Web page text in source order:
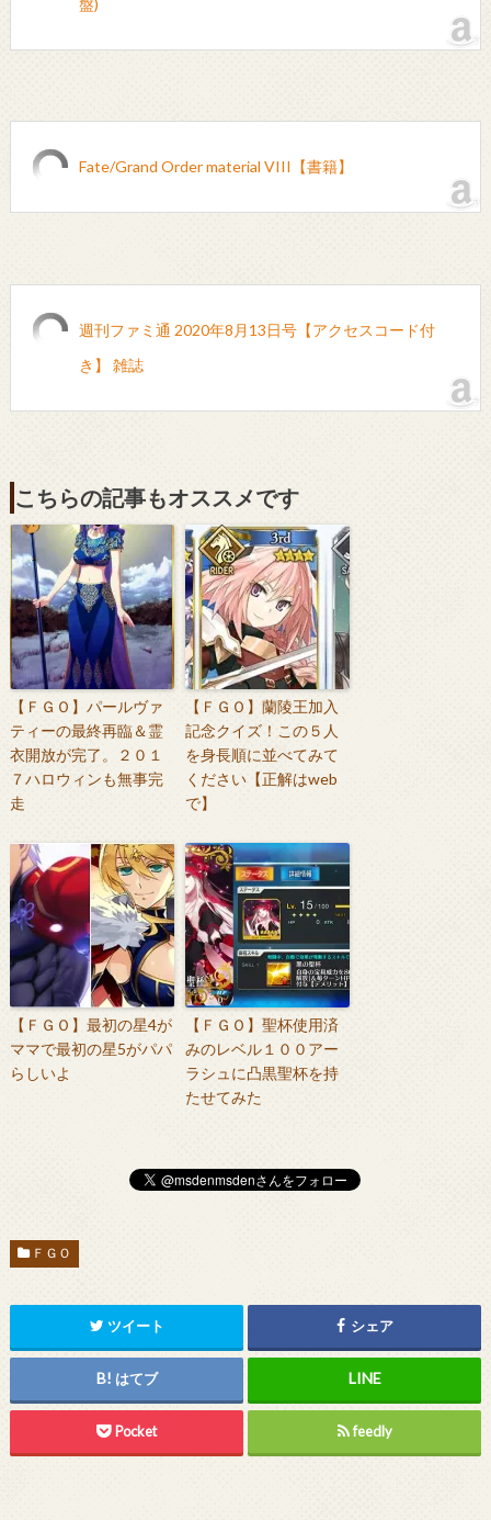
Fate/Grand Order material VIII【書籍】
週刊ファミ通 2020年8月13日号【アクセスコード付
き】 雑誌
こちらの記事もオススメです
【ＦＧＯ】パールヴァ
ティーの最終再臨＆霊
衣開放が完了。２０１
７ハロウィンも無事完
走
【ＦＧＯ】蘭陵王加入
記念クイズ！この５人
を身長順に並べてみて
ください【正解はweb
で】
【ＦＧＯ】最初の星4が
ママで最初の星5がパパ
らしいよ
【ＦＧＯ】聖杯使用済
みのレベル１００アー
ラシュに凸黒聖杯を持
たせてみた
ＦＧＯ
ツイート シェア
はてブ
Pocket feedly